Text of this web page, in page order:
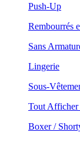
Push-Up
Rembourrés
Sans
Lingerie
Sous-
Tout
Boxer /